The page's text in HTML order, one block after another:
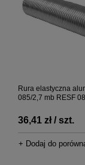
Rura elastyczna
085/2,7 mb RESF
36,41 zł / szt.
+ Dodaj do